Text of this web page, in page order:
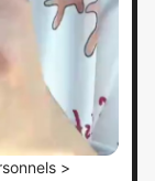
>